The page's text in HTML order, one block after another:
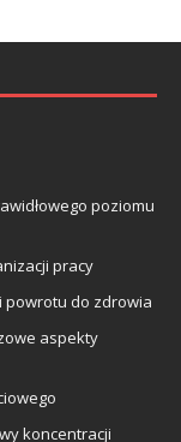
poziomu
pracy
powrotu do zdrowia
aspekty
koncentracji